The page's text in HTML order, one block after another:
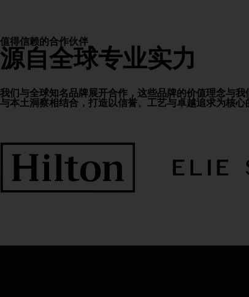
值得信赖的合作伙伴
源自全球专业实力
我们与全球知名品牌展开合作，这些品牌的价值理念与
与本土洞察相结合，打造以信誉、工艺与卓越追求为核心